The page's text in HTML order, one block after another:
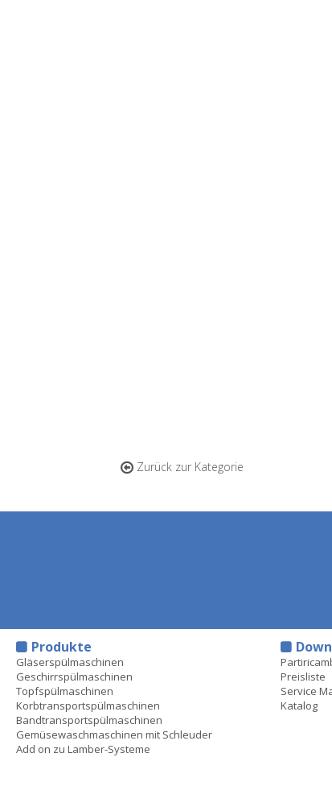
Zurück zur Kategorie
Produkte
Gläserspülmaschinen
Geschirrspülmaschinen
Topfspülmaschinen
Korbtransportspülmaschinen
Bandtransportspülmaschinen
Gemüsewaschmaschinen mit Schleuder
Add on zu Lamber-Systeme
Preisliste
Service
Katalog